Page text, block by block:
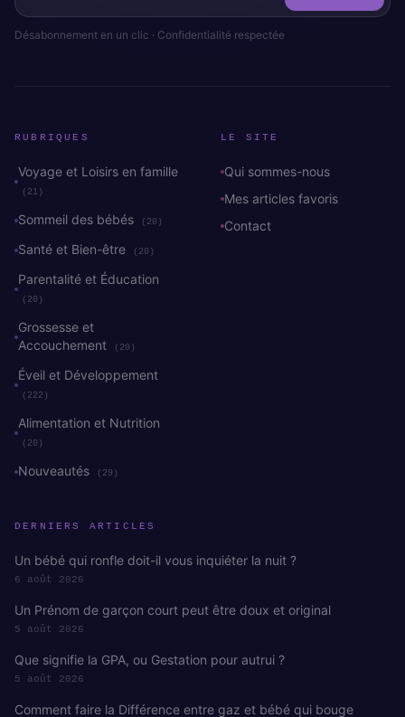
Désabonnement en un clic · Confidentialité respectée
RUBRIQUES
Voyage et Loisirs en famille
(21)
Sommeil des bébés (20)
Santé et Bien-être (20)
Parentalité et Éducation
(20)
Grossesse et
Accouchement
(20)
Éveil et Développement
(222)
Alimentation et Nutrition
(20)
Nouveautés (29)
LE SITE
Qui sommes-nous
Mes articles favoris
Contact
DERNIERS ARTICLES
Un bébé qui ronfle doit-il vous inquiéter la nuit ?
6 août 2026
Un Prénom de garçon court peut être doux et original
5 août 2026
Que signifie la GPA, ou Gestation pour autrui ?
5 août 2026
Comment faire la Différence entre gaz et bébé qui bouge